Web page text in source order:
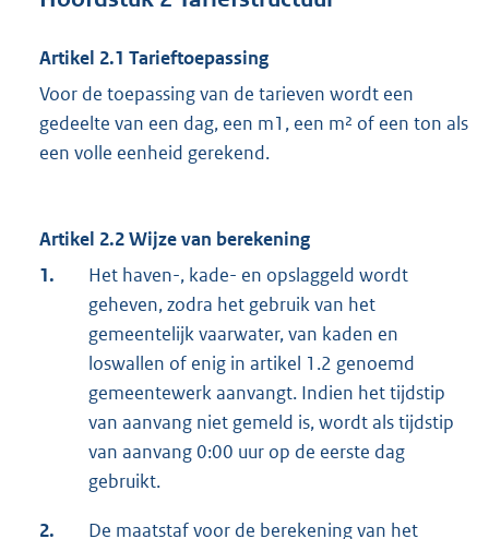
Artikel 2.1 Tarieftoepassing
Voor de toepassing van de tarieven wordt een
gedeelte van een dag, een m1, een m² of een ton als
een volle eenheid gerekend.
Artikel 2.2 Wijze van berekening
1.
Het haven-, kade- en opslaggeld wordt
geheven, zodra het gebruik van het
gemeentelijk vaarwater, van kaden en
loswallen of enig in artikel 1.2 genoemd
gemeentewerk aanvangt. Indien het tijdstip
van aanvang niet gemeld is, wordt als tijdstip
van aanvang 0:00 uur op de eerste dag
gebruikt.
2. De maatstaf voor de berekening van het